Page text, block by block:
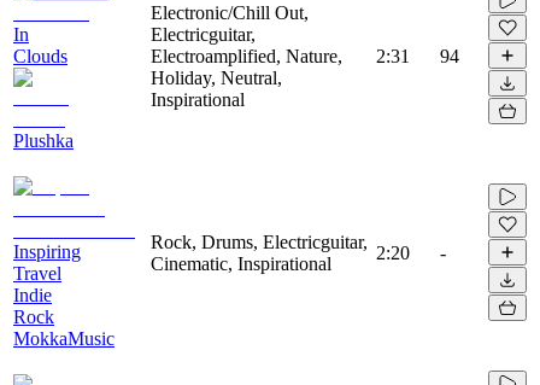
In
Clouds
Plushka
Electronic/Chill Out,
Electricguitar,
Electroamplified, Nature,
Holiday, Neutral,
Inspirational
2:31 94
Inspiring
Travel
Indie
Rock
MokkaMusic
Rock, Drums, Electricguitar,
Cinematic, Inspirational
2:20 -